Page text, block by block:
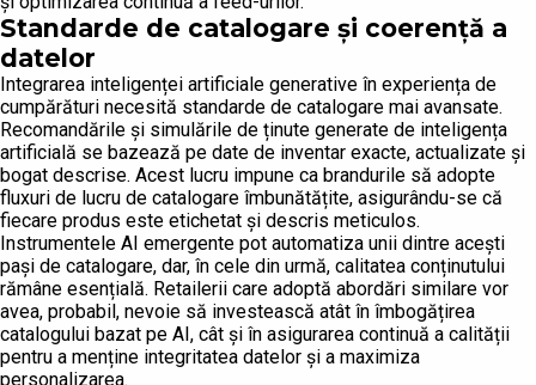
Standarde de catalogare și coerență a
datelor
Integrarea inteligenței artificiale generative în experiența de
cumpărături necesită standarde de catalogare mai avansate.
Recomandările și simulările de ținute generate de inteligența
artificială se bazează pe date de inventar exacte, actualizate și
bogat descrise. Acest lucru impune ca brandurile să adopte
fluxuri de lucru de catalogare îmbunătățite, asigurându-se că
fiecare produs este etichetat și descris meticulos.
Instrumentele AI emergente pot automatiza unii dintre acești
pași de catalogare, dar, în cele din urmă, calitatea conținutului
rămâne esențială. Retailerii care adoptă abordări similare vor
avea, probabil, nevoie să investească atât în îmbogățirea
catalogului bazat pe AI, cât și în asigurarea continuă a calității
pentru a menține integritatea datelor și a maximiza
personalizarea.